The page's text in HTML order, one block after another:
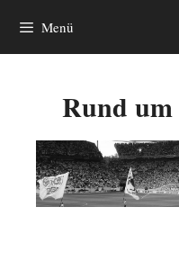
Inhalt
springen
Menü
Rund